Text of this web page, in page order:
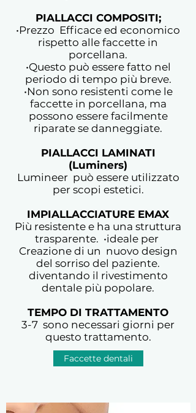
PIALLACCI COMPOSITI;
•Prezzo Efficace ed economico
rispetto alle faccette in
porcellana.
•Questo può essere fatto nel
periodo di tempo più breve.
•Non sono resistenti come le
faccette in porcellana, ma
possono essere facilmente
riparate se danneggiate.
PIALLACCI LAMINATI
(Luminers)
Lumineer può essere utilizzato
per scopi estetici.
IMPIALLACCIATURE EMAX
Più resistente e ha una struttura
trasparente. •ideale per
Creazione di un nuovo design
del sorriso del paziente.
diventando il rivestimento
dentale più popolare.
TEMPO DI TRATTAMENTO
3-7 sono necessari giorni per
questo trattamento.
Faccette dentali